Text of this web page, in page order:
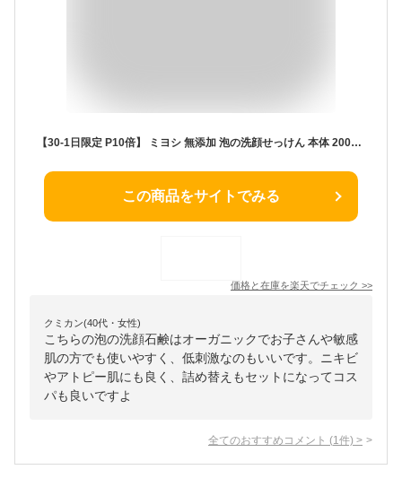
【30-1日限定 P10倍】 ミヨシ 無添加 泡の洗顔せっけん 本体 200mL ＋ 詰替 180mL ＋オリジナルおしぼり付 本体1個＋詰め替え3個セット 石鹸 オーガニック 子供用 大人用 敏感肌 赤ちゃん ニキビ アトピー 保湿 乾燥肌 低刺激 無香料 プレゼント
この商品をサイトでみる
価格と在庫を楽天でチェック >>
クミカン(40代・女性)
こちらの泡の洗顔石鹸はオーガニックでお子さんや敏感
肌の方でも使いやすく、低刺激なのもいいです。ニキビ
やアトピー肌にも良く、詰め替えもセットになってコス
パも良いですよ
全てのおすすめコメント (1 件) >